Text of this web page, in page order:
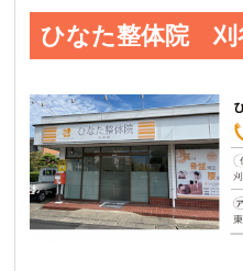
ひなた整体院 刈